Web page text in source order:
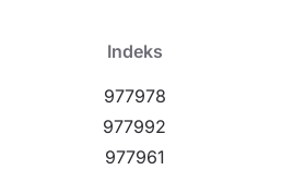
przy użyciu
oraz
Indeks
977978
977992
977961